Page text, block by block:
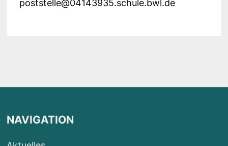
poststelle@04143935.schule.bwl.de
NAVIGATION